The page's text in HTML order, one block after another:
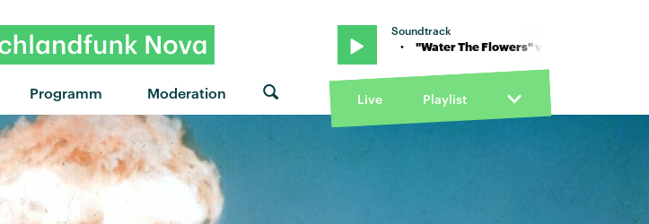
Programm Moderation
Soundtrack
"Water The Flowers" von Claire Rosinkranz · "Water The Flowers" von Claire Rosinkranz ·
Live Playlist